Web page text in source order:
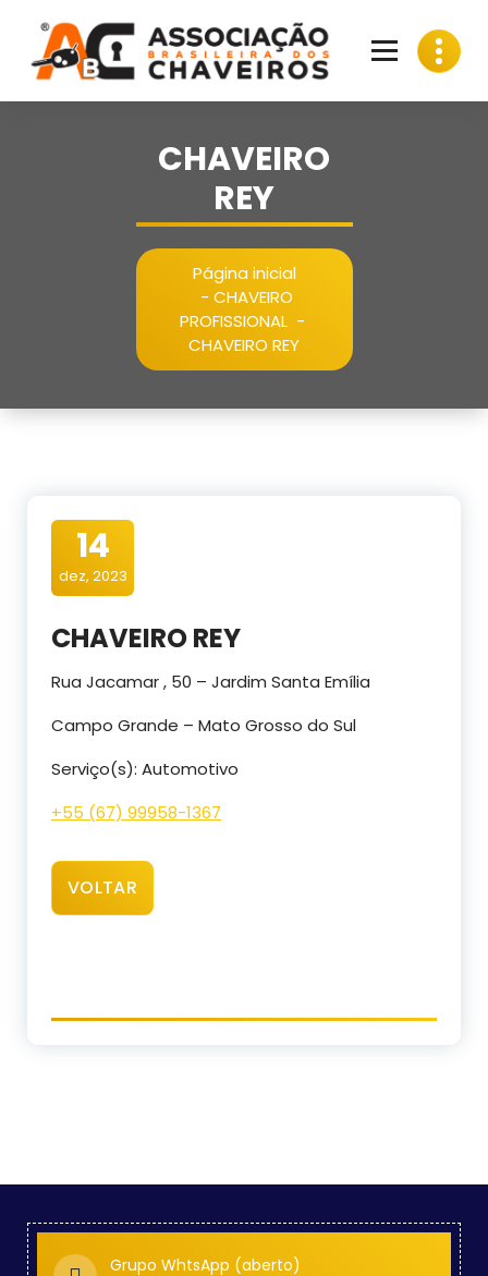
conteúdo
CHAVEIRO
REY
Página inicial
- CHAVEIRO
PROFISSIONAL-
CHAVEIRO REY
14
dez, 2023
CHAVEIRO REY
Rua Jacamar , 50 – Jardim Santa Emília
Campo Grande – Mato Grosso do Sul
Serviço(s): Automotivo
+55 (67) 99958-1367
VOLTAR
Grupo WhtsApp (aberto)